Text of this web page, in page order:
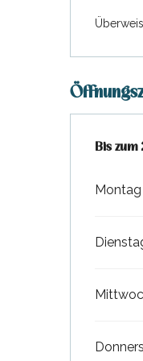
vom6
Bis zum
Montag